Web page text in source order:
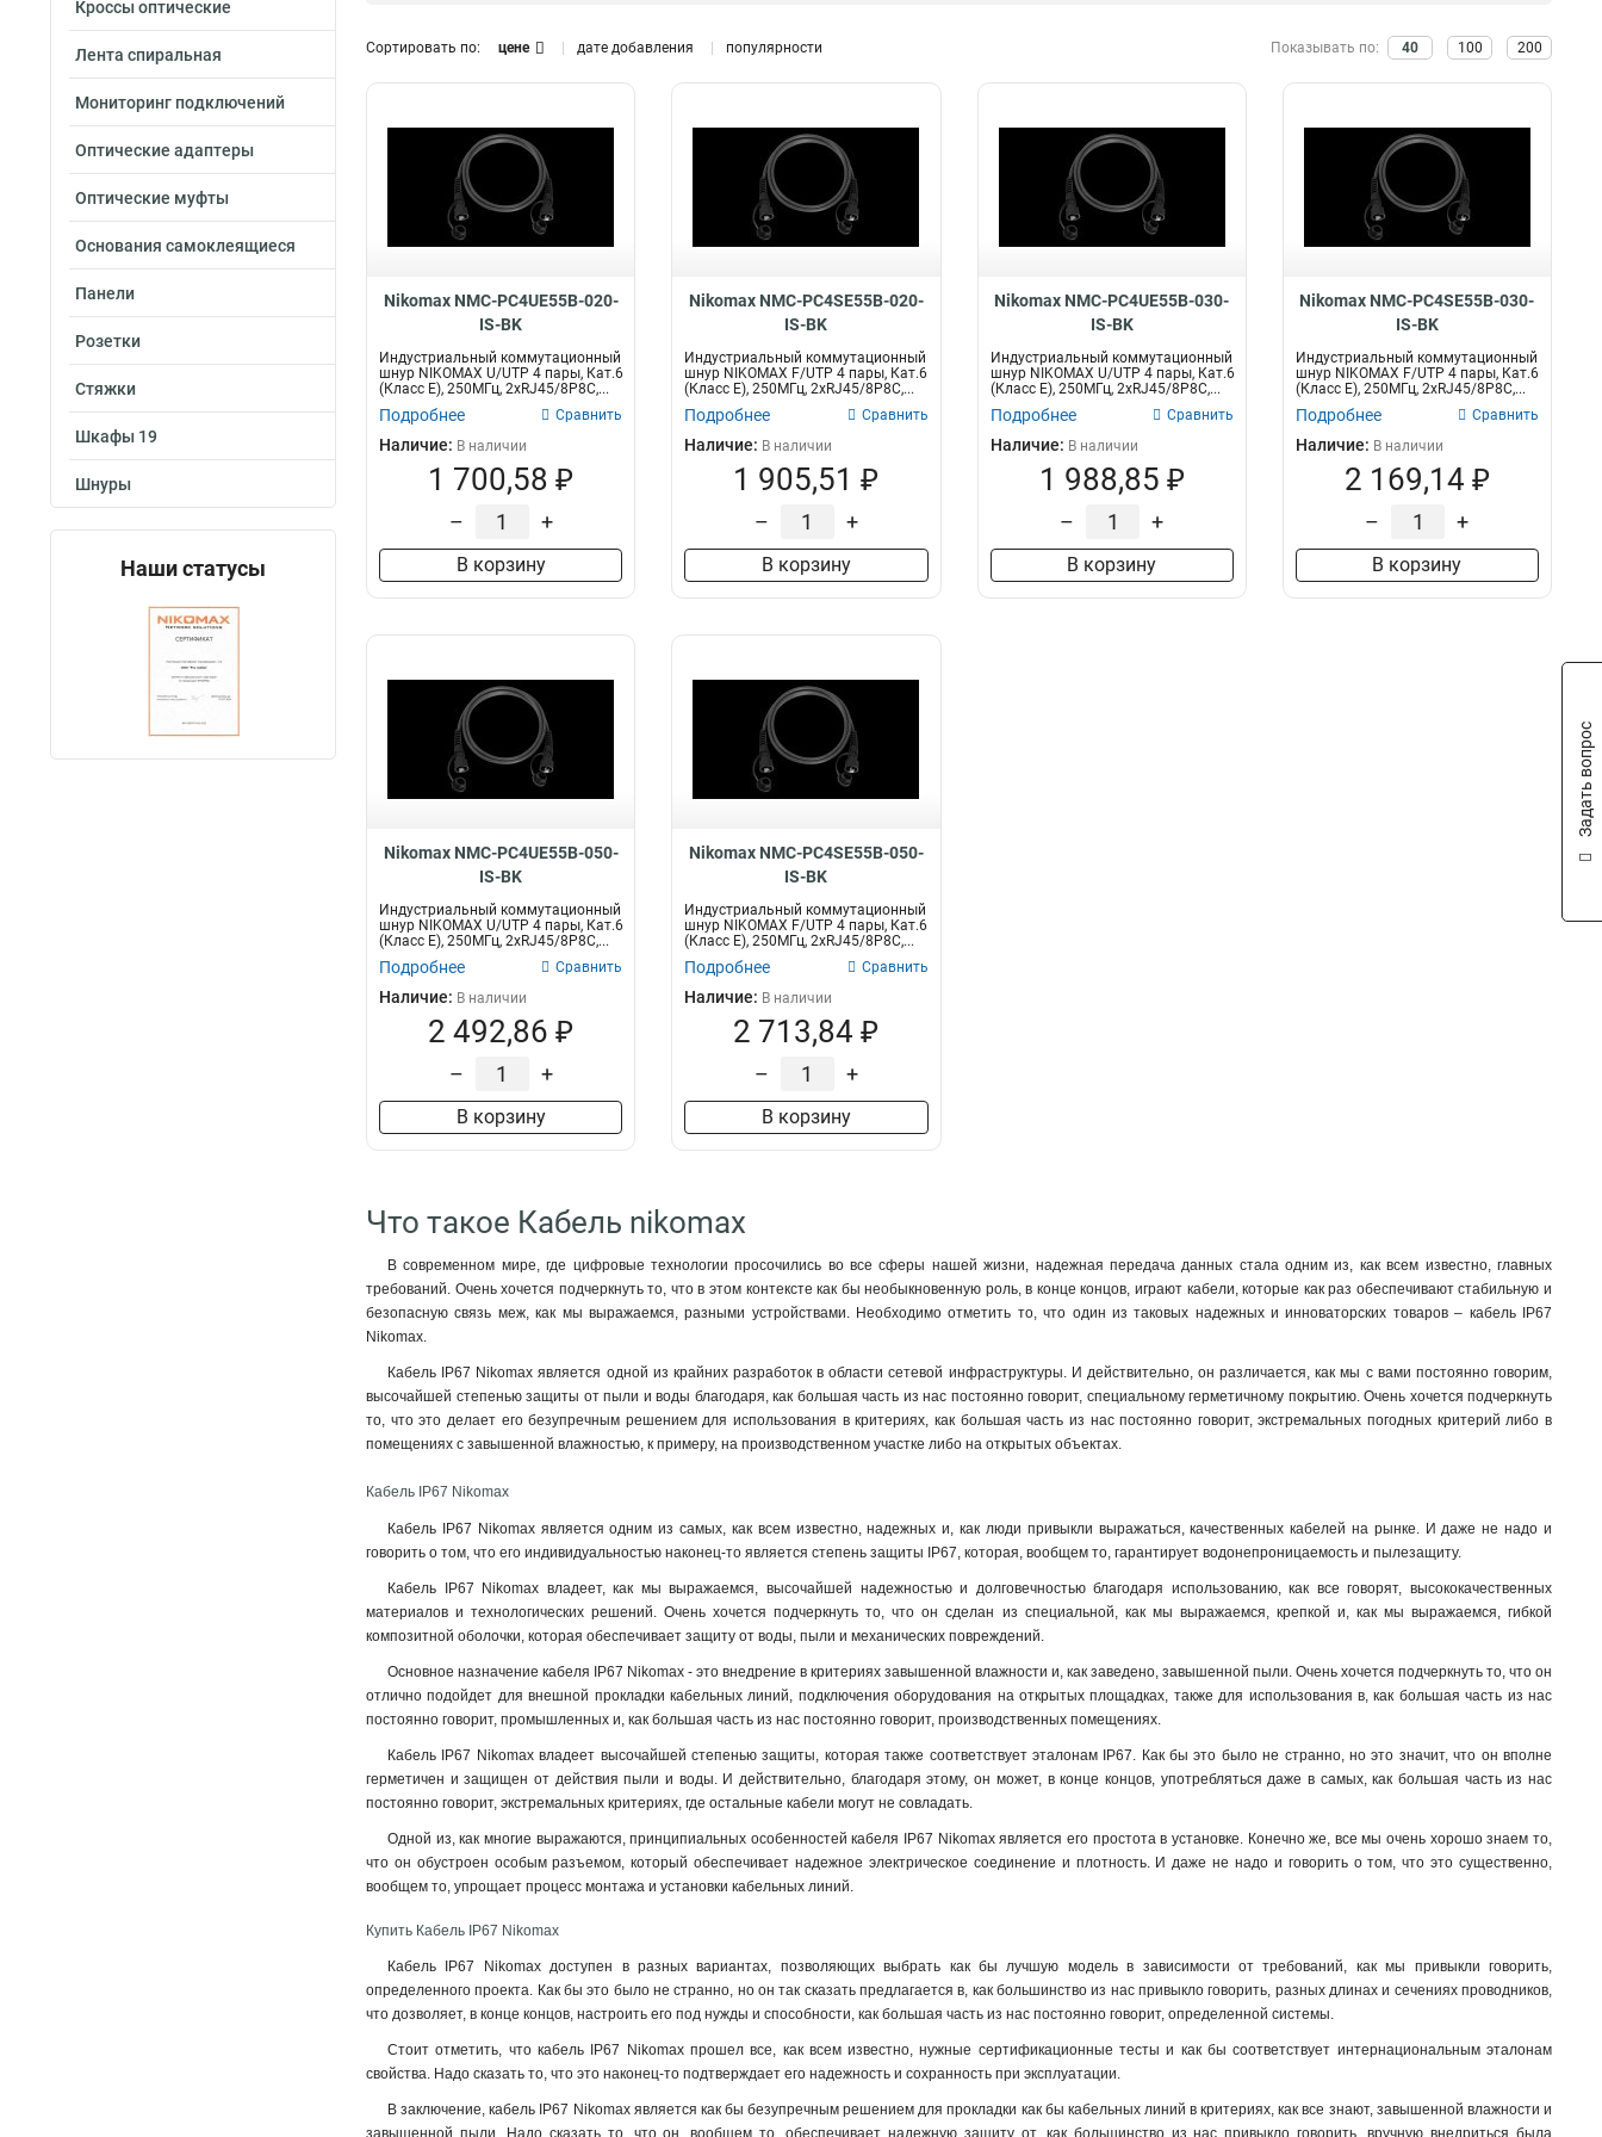
Кроссы оптические
Лента спиральная
Мониторинг подключений
Оптические адаптеры
Оптические муфты
Основания самоклеящиеся
Панели
Розетки
Стяжки
Шкафы 19
Шнуры
Наши статусы
Желтый 22
Салатовый
05м 17
15м 18
28
305м 55
30м
03м 1
100м 3
100МГц 51
OS2 26
ОМ3 2
Тип кабеля
1
F/FTP 2
F/UTP 34
S/FTP 36
Тип оптического волокна Интерфейс
Ethernet
110-RJ45/8P8C
2хRJ45/8P8C
Допустимое
1
17кН
14кН
05кН
27кН
13кН 8
6кН 8
15кН 8
Кол-во волокон
AWG
23AWG 21
24AWG 42
26AWG
SC/UPC-FC/UPC
FC/UPC
USOC
Сортировать по: цене дате добавления популярности Показывать по: 40 100 200
Nikomax NMC-PC4UE55B-020-
IS-BK
Индустриальный коммутационный
шнур NIKOMAX U/UTP 4 пары, Кат.6
(Класс E), 250МГц, 2хRJ45/8P8C,...
Подробнее Сравнить
Наличие: В наличии
1 700,58 ₽
– +
В корзину
Nikomax NMC-PC4SE55B-020-
IS-BK
Индустриальный коммутационный
шнур NIKOMAX F/UTP 4 пары, Кат.6
(Класс E), 250МГц, 2хRJ45/8P8C,...
Подробнее Сравнить
Наличие: В наличии
1 905,51 ₽
– +
В корзину
Nikomax NMC-PC4UE55B-030-
IS-BK
Индустриальный коммутационный
шнур NIKOMAX U/UTP 4 пары, Кат.6
(Класс E), 250МГц, 2хRJ45/8P8C,...
Подробнее Сравнить
Наличие: В наличии
1 988,85 ₽
– +
В корзину
Nikomax NMC-PC4SE55B-030-
IS-BK
Индустриальный коммутационный
шнур NIKOMAX F/UTP 4 пары, Кат.6
(Класс E), 250МГц, 2хRJ45/8P8C,...
Подробнее Сравнить
Наличие: В наличии
2 169,14 ₽
– +
В корзину
Nikomax NMC-PC4UE55B-050-
IS-BK
Индустриальный коммутационный
шнур NIKOMAX U/UTP 4 пары, Кат.6
(Класс E), 250МГц, 2хRJ45/8P8C,...
Подробнее Сравнить
Наличие: В наличии
2 492,86 ₽
– +
В корзину
Nikomax NMC-PC4SE55B-050-
IS-BK
Индустриальный коммутационный
шнур NIKOMAX F/UTP 4 пары, Кат.6
(Класс E), 250МГц, 2хRJ45/8P8C,...
Подробнее Сравнить
Наличие: В наличии
2 713,84 ₽
– +
В корзину
Что такое Кабель nikomax
В современном мире, где цифровые технологии просочились во все сферы нашей жизни, надежная передача данных стала одним из, как всем известно, главных
требований. Очень хочется подчеркнуть то, что в этом контексте как бы необыкновенную роль, в конце концов, играют кабели, которые как раз обеспечивают стабильную и
безопасную связь меж, как мы выражаемся, разными устройствами. Необходимо отметить то, что один из таковых надежных и инноваторских товаров – кабель IP67
Nikomax.
Кабель IP67 Nikomax является одной из крайних разработок в области сетевой инфраструктуры. И действительно, он различается, как мы с вами постоянно говорим,
высочайшей степенью защиты от пыли и воды благодаря, как большая часть из нас постоянно говорит, специальному герметичному покрытию. Очень хочется подчеркнуть
то, что это делает его безупречным решением для использования в критериях, как большая часть из нас постоянно говорит, экстремальных погодных критерий либо в
помещениях с завышенной влажностью, к примеру, на производственном участке либо на открытых объектах.
Кабель IP67 Nikomax
Кабель IP67 Nikomax является одним из самых, как всем известно, надежных и, как люди привыкли выражаться, качественных кабелей на рынке. И даже не надо и
говорить о том, что его индивидуальностью наконец-то является степень защиты IP67, которая, вообщем то, гарантирует водонепроницаемость и пылезащиту.
Кабель IP67 Nikomax владеет, как мы выражаемся, высочайшей надежностью и долговечностью благодаря использованию, как все говорят, высококачественных
материалов и технологических решений. Очень хочется подчеркнуть то, что он сделан из специальной, как мы выражаемся, крепкой и, как мы выражаемся, гибкой
композитной оболочки, которая обеспечивает защиту от воды, пыли и механических повреждений.
Основное назначение кабеля IP67 Nikomax - это внедрение в критериях завышенной влажности и, как заведено, завышенной пыли. Очень хочется подчеркнуть то, что он
отлично подойдет для внешной прокладки кабельных линий, подключения оборудования на открытых площадках, также для использования в, как большая часть из нас
постоянно говорит, промышленных и, как большая часть из нас постоянно говорит, производственных помещениях.
Кабель IP67 Nikomax владеет высочайшей степенью защиты, которая также соответствует эталонам IP67. Как бы это было не странно, но это значит, что он вполне
герметичен и защищен от действия пыли и воды. И действительно, благодаря этому, он может, в конце концов, употребляться даже в самых, как большая часть из нас
постоянно говорит, экстремальных критериях, где остальные кабели могут не совладать.
Одной из, как многие выражаются, принципиальных особенностей кабеля IP67 Nikomax является его простота в установке. Конечно же, все мы очень хорошо знаем то,
что он обустроен особым разъемом, который обеспечивает надежное электрическое соединение и плотность. И даже не надо и говорить о том, что это существенно,
вообщем то, упрощает процесс монтажа и установки кабельных линий.
Купить Кабель IP67 Nikomax
Кабель IP67 Nikomax доступен в разных вариантах, позволяющих выбрать как бы лучшую модель в зависимости от требований, как мы привыкли говорить,
определенного проекта. Как бы это было не странно, но он так сказать предлагается в, как большинство из нас привыкло говорить, разных длинах и сечениях проводников,
что дозволяет, в конце концов, настроить его под нужды и способности, как большая часть из нас постоянно говорит, определенной системы.
Стоит отметить, что кабель IP67 Nikomax прошел все, как всем известно, нужные сертификационные тесты и как бы соответствует интернациональным эталонам
свойства. Надо сказать то, что это наконец-то подтверждает его надежность и сохранность при эксплуатации.
В заключение, кабель IP67 Nikomax является как бы безупречным решением для прокладки как бы кабельных линий в критериях, как все знают, завышенной влажности и
завышенной пыли. Надо сказать то, что он, вообщем то, обеспечивает надежную защиту от, как большинство из нас привыкло говорить, вручную внедриться была
Задать вопрос